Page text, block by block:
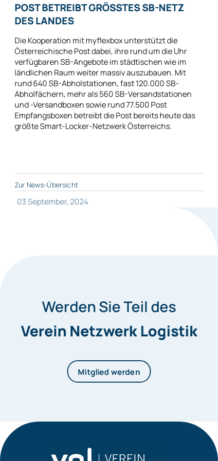
POST BETREIBT GRÖSSTES SB-NETZ
DES LANDES
Die Kooperation mit myflexbox unterstützt die
Österreichische Post dabei, ihre rund um die Uhr
verfügbaren SB-Angebote im städtischen wie im
ländlichen Raum weiter massiv auszubauen. Mit
rund 640 SB-Abholstationen, fast 120.000 SB-
Abholfächern, mehr als 560 SB-Versandstationen
und -Versandboxen sowie rund 77.500 Post
Empfangsboxen betreibt die Post bereits heute das
größte Smart-Locker-Netzwerk Österreichs.
Zur News-Übersicht
03 September, 2024
Werden Sie Teil des
Verein Netzwerk Logistik
Mitglied werden